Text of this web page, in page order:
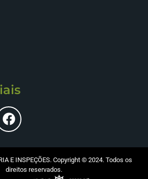
E INSPEÇÕES. Copyright © 2024. Todos os
direitos reservados.